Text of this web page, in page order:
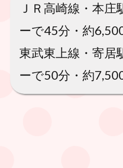
ＪＲ高崎線・本庄
ーで45分・約
東武東上線・寄居
ーで50分・約